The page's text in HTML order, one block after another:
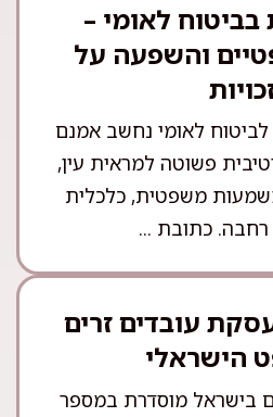
בביטוח לאומי –
והשפעה על
לביטוח לאומי נחשב אמנם
פשוטה למראית עין,
משפטית, כלכלית
כתובת ...
עובדים זרים
הישראלי
בישראל מוסדרת במספר